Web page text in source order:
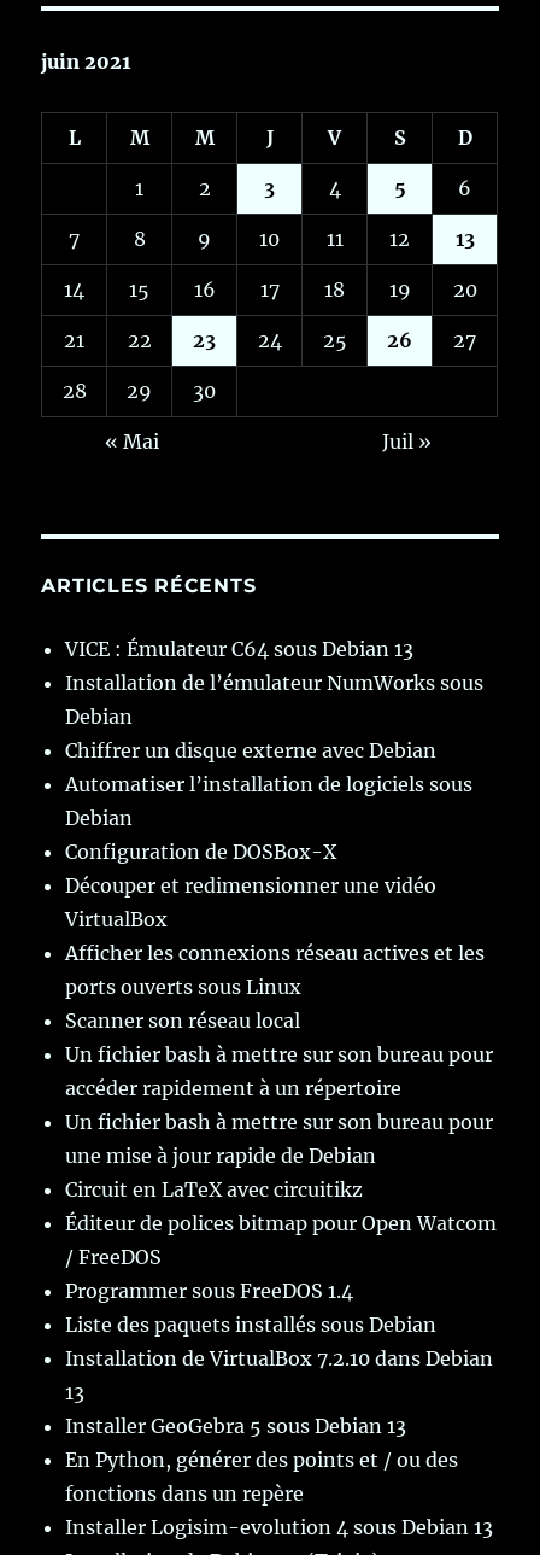
juin 2021
L M M J V S D
1 2 3 4 5 6
7 8 9 10 11 12 13
14 15 16 17 18 19 20
21 22 23 24 25 26 27
28 29 30
« Mai Juil »
ARTICLES RÉCENTS
VICE : Émulateur C64 sous Debian 13
Installation de l’émulateur NumWorks sous
Debian
Chiffrer un disque externe avec Debian
Automatiser l’installation de logiciels sous
Debian
Configuration de DOSBox-X
Découper et redimensionner une vidéo
VirtualBox
Afficher les connexions réseau actives et les
ports ouverts sous Linux
Scanner son réseau local
Un fichier bash à mettre sur son bureau pour
accéder rapidement à un répertoire
Un fichier bash à mettre sur son bureau pour
une mise à jour rapide de Debian
Circuit en LaTeX avec circuitikz
Éditeur de polices bitmap pour Open Watcom
/ FreeDOS
Programmer sous FreeDOS 1.4
Liste des paquets installés sous Debian
Installation de VirtualBox 7.2.10 dans Debian
13
Installer GeoGebra 5 sous Debian 13
En Python, générer des points et / ou des
fonctions dans un repère
Installer Logisim-evolution 4 sous Debian 13